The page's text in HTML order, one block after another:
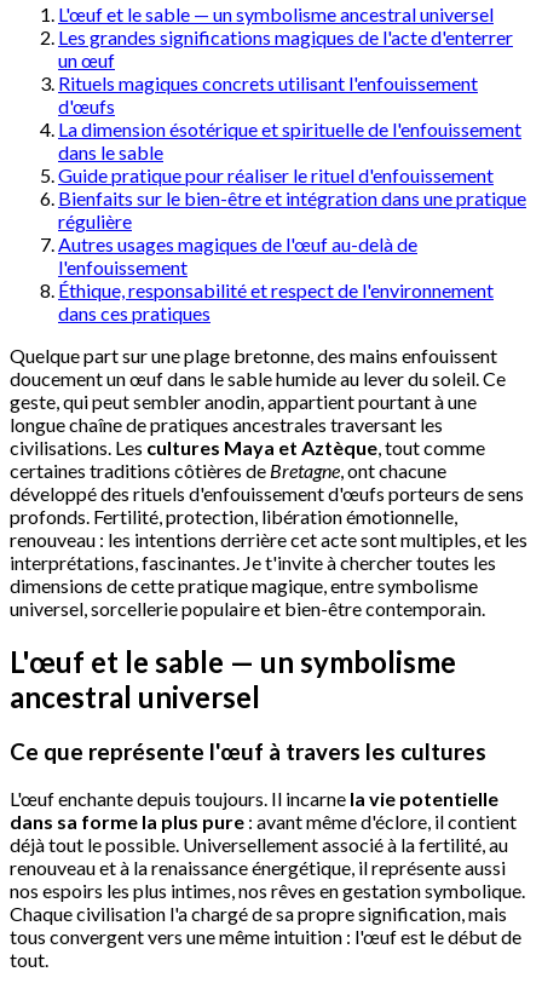
L'œuf et le sable — un symbolisme ancestral universel
Les grandes significations magiques de l'acte d'enterrer
un œuf
Rituels magiques concrets utilisant l'enfouissement
d'œufs
La dimension ésotérique et spirituelle de l'enfouissement
dans le sable
Guide pratique pour réaliser le rituel d'enfouissement
Bienfaits sur le bien-être et intégration dans une pratique
régulière
Autres usages magiques de l'œuf au-delà de
l'enfouissement
Éthique, responsabilité et respect de l'environnement
dans ces pratiques
Quelque part sur une plage bretonne, des mains enfouissent
doucement un œuf dans le sable humide au lever du soleil. Ce
geste, qui peut sembler anodin, appartient pourtant à une
longue chaîne de pratiques ancestrales traversant les
civilisations. Les cultures Maya et Aztèque, tout comme
certaines traditions côtières de Bretagne, ont chacune
développé des rituels d'enfouissement d'œufs porteurs de sens
profonds. Fertilité, protection, libération émotionnelle,
renouveau : les intentions derrière cet acte sont multiples, et les
interprétations, fascinantes. Je t'invite à chercher toutes les
dimensions de cette pratique magique, entre symbolisme
universel, sorcellerie populaire et bien-être contemporain.
L'œuf et le sable — un symbolisme
ancestral universel
Ce que représente l'œuf à travers les cultures
L'œuf enchante depuis toujours. Il incarne la vie potentielle
dans sa forme la plus pure : avant même d'éclore, il contient
déjà tout le possible. Universellement associé à la fertilité, au
renouveau et à la renaissance énergétique, il représente aussi
nos espoirs les plus intimes, nos rêves en gestation symbolique.
Chaque civilisation l'a chargé de sa propre signification, mais
tous convergent vers une même intuition : l'œuf est le début de
tout.